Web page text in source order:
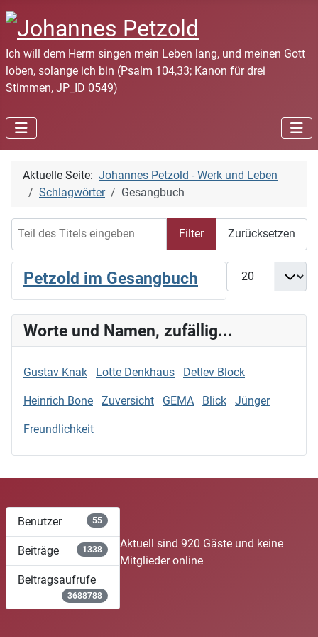
Ich will dem Herrn singen mein Leben lang, und meinen Gott
loben, solange ich bin (Psalm 104,33; Kanon für drei
Stimmen, JP_ID 0549)
Aktuelle Seite: Johannes Petzold - Werk und Leben
Schlagwörter
Gesangbuch
Filter Zurücksetzen
Anzeige #
Petzold im Gesangbuch
Worte und Namen, zufällig...
Gustav Knak Lotte Denkhaus Detlev Block
Heinrich Bone Zuversicht GEMA Blick Jünger
Freundlichkeit
Benutzer 55
Beiträge 1338
Beitragsaufrufe
3688788
Aktuell sind 920 Gäste und keine
Mitglieder online